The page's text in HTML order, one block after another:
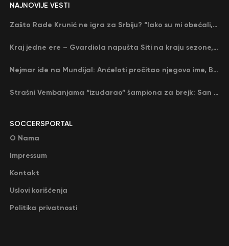
SOCCERSPORTAL
O Nama
Impressum
Kontakt
Uslovi korišćenja
Politika privatnosti
NAJNOVIJE VESTI
Zašto Rade Krunić ne igra za Srbiju? “Iako su mi obećali, niko me nije zvao…”
Kraj jedne ere – Gvardiola napušta Siti na kraju sezone, menja ga njegov nekadašnji rival
Nejmar ide na Mundijal: Anćeloti pročitao njegovo ime, Brazil u delirijumu (VIDEO)
Strašni Vembanjama “izudarao” šampiona za brejk: San Antonio poveo protiv Oklahome